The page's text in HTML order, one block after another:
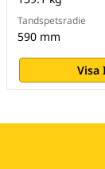
Tandspetsradie
590 mm
Visa